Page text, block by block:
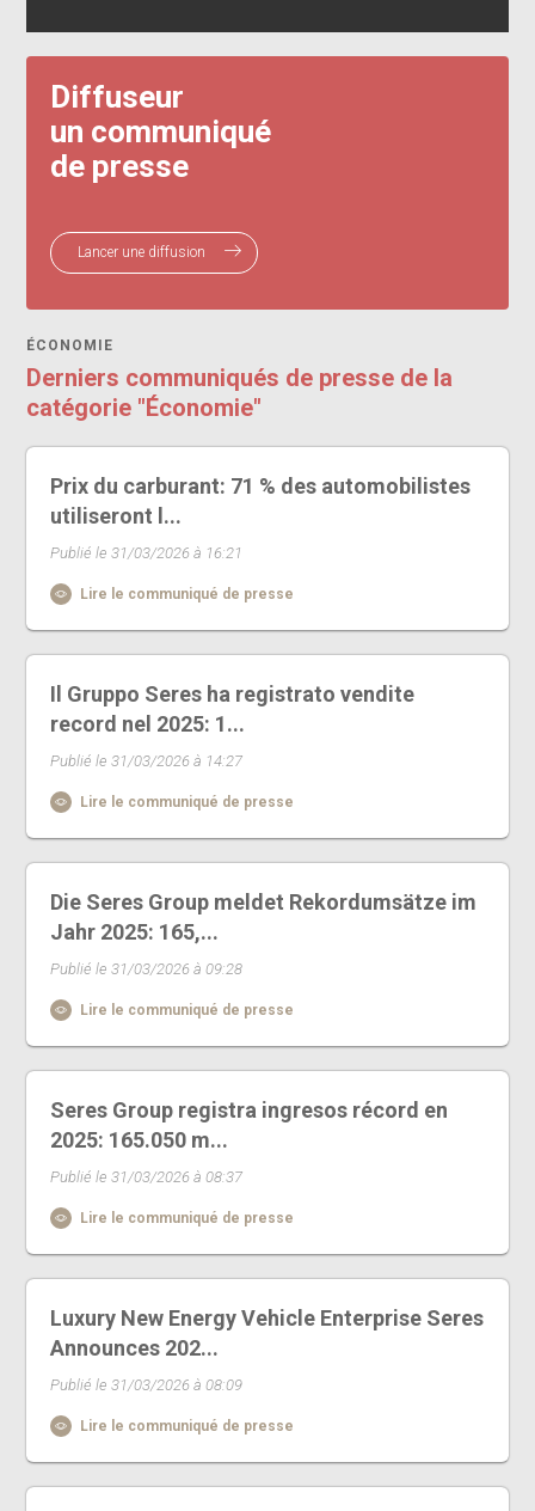
Diffuseur
un communiqué
de presse
Lancer une diffusion
ÉCONOMIE
Derniers communiqués de presse de la
catégorie "Économie"
Prix du carburant: 71 % des automobilistes
utiliseront l...
Publié le 31/03/2026 à 16:21
Lire le communiqué de presse
Il Gruppo Seres ha registrato vendite
record nel 2025: 1...
Publié le 31/03/2026 à 14:27
Lire le communiqué de presse
Die Seres Group meldet Rekordumsätze im
Jahr 2025: 165,...
Publié le 31/03/2026 à 09:28
Lire le communiqué de presse
Seres Group registra ingresos récord en
2025: 165.050 m...
Publié le 31/03/2026 à 08:37
Lire le communiqué de presse
Luxury New Energy Vehicle Enterprise Seres
Announces 202...
Publié le 31/03/2026 à 08:09
Lire le communiqué de presse